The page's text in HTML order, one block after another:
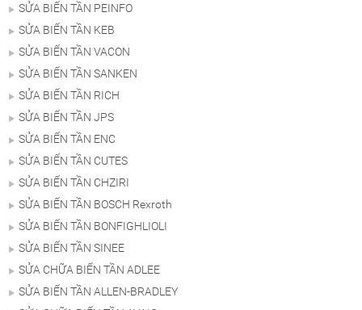
SỬA BIẾN TẦN PEINFO
SỬA BIẾN TẦN KEB
SỬA BIẾN TẦN VACON
SỬA BIẾN TẦN SANKEN
SỬA BIẾN TẦN RICH
SỬA BIẾN TẦN JPS
SỬA BIẾN TẦN ENC
SỬA BIẾN TẦN CUTES
SỬA BIẾN TẦN CHZIRI
SỬA BIẾN TẦN BOSCH Rexroth
SỬA BIẾN TẦN BONFIGHLIOLI
SỬA BIẾN TẦN SINEE
SỬA CHỮA BIẾN TẦN ADLEE
SỬA BIẾN TẦN ALLEN-BRADLEY